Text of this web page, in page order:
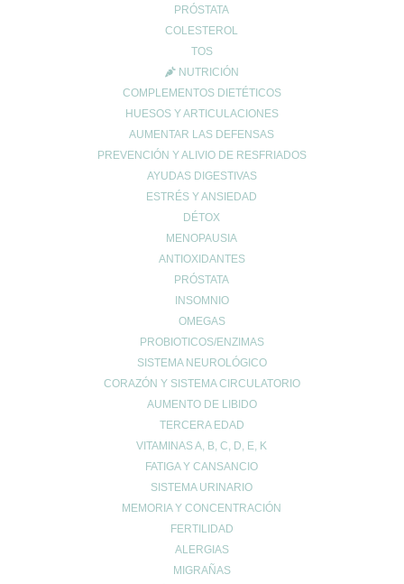
PRÓSTATA
COLESTEROL
TOS
NUTRICIÓN
COMPLEMENTOS DIETÉTICOS
HUESOS Y ARTICULACIONES
AUMENTAR LAS DEFENSAS
PREVENCIÓN Y ALIVIO DE RESFRIADOS
AYUDAS DIGESTIVAS
ESTRÉS Y ANSIEDAD
DÉTOX
MENOPAUSIA
ANTIOXIDANTES
PRÓSTATA
INSOMNIO
OMEGAS
PROBIOTICOS/ENZIMAS
SISTEMA NEUROLÓGICO
CORAZÓN Y SISTEMA CIRCULATORIO
AUMENTO DE LIBIDO
TERCERA EDAD
VITAMINAS A, B, C, D, E, K
FATIGA Y CANSANCIO
SISTEMA URINARIO
MEMORIA Y CONCENTRACIÓN
FERTILIDAD
ALERGIAS
MIGRAÑAS